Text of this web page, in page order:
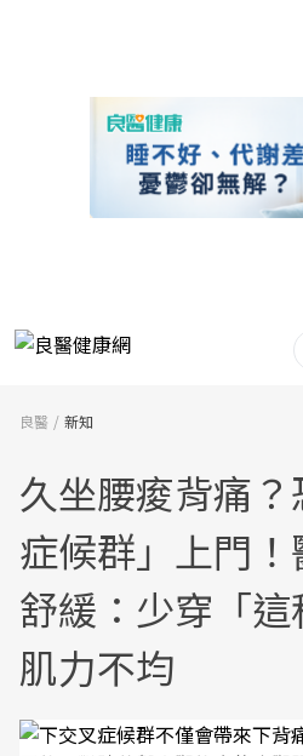
良醫 新知
久坐腰痠背痛
症候群」上門
舒緩：少穿「
肌力不均